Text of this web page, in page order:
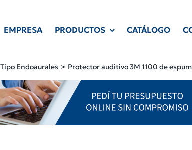
EMPRESA PRODUCTOS CATÁLOGO
Tipo Endoaurales Protector auditivo 3M 1100 de